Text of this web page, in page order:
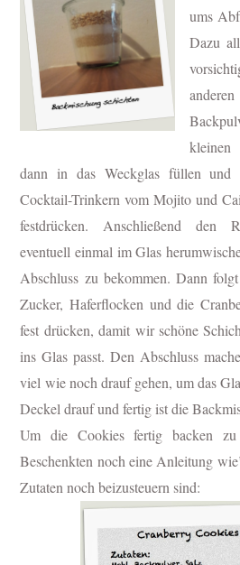
ums
Dazu
dann in das Weckglas füllen und
Cocktail-Trinkern vom Mojito und
festdrücken. Anschließend den
eventuell einmal im Glas
Abschluss zu bekommen. Dann
Zucker, Haferflocken und die
fest drücken, damit wir schöne
ins Glas passt. Den Abschluss
viel wie noch drauf gehen, um das
Deckel drauf und fertig ist die
Um die Cookies fertig backen
Beschenkten noch eine Anleitung
Zutaten noch beizusteuern sind: